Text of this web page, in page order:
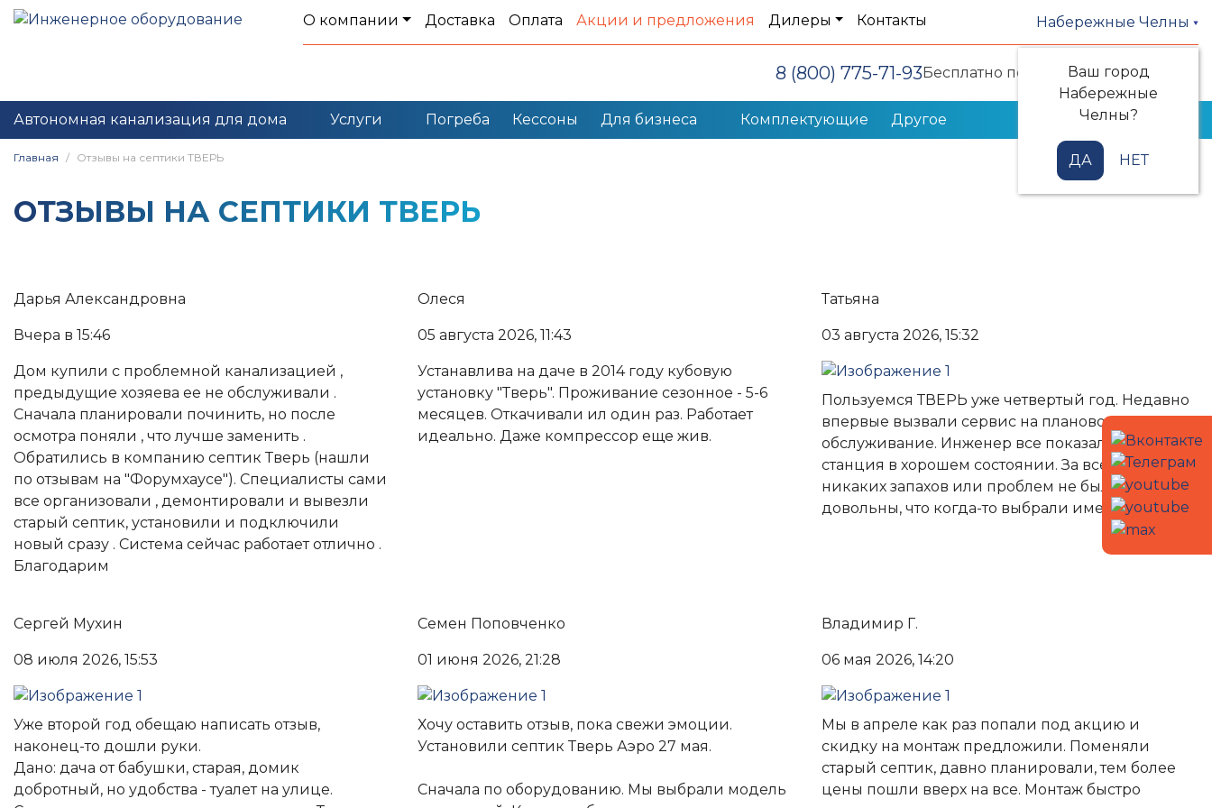
О компании Доставка Оплата Акции и предложения Дилеры Контакты Набережные Челны
Ваш город
Набережные
Челны?
ДА НЕТ
8 (800) 775-71-93Бесплатно по РФ Заказать звонок
Автономная канализация для дома Услуги Погреба Кессоны Для бизнеса Комплектующие Другое
Главная Отзывы на септики ТВЕРЬ
ОТЗЫВЫ НА СЕПТИКИ ТВЕРЬ
Дарья Александровна
Вчера в 15:46
Дом купили с проблемной канализацией ,
предыдущие хозяева ее не обслуживали .
Сначала планировали починить, но после
осмотра поняли , что лучше заменить .
Обратились в компанию септик Тверь (нашли
по отзывам на "Форумхаусе"). Специалисты сами
все организовали , демонтировали и вывезли
старый септик, установили и подключили
новый сразу . Система сейчас работает отлично .
Благодарим
Олеся
05 августа 2026, 11:43
Устанавлива на даче в 2014 году кубовую
установку "Тверь". Проживание сезонное - 5-6
месяцев. Откачивали ил один раз. Работает
идеально. Даже компрессор еще жив.
Татьяна
03 августа 2026, 15:32
Пользуемся ТВЕРЬ уже четвертый год. Недавно
впервые вызвали сервис на плановое
обслуживание. Инженер все показал, объяснил,
станция в хорошем состоянии. За все время
никаких запахов или проблем не было. Очень
довольны, что когда-то выбрали именно ТВЕРЬ.
Сергей Мухин
08 июля 2026, 15:53
Уже второй год обещаю написать отзыв,
наконец-то дошли руки.
Дано: дача от бабушки, старая, домик
добротный, но удобства - туалет на улице.
Семен Поповченко
01 июня 2026, 21:28
Хочу оставить отзыв, пока свежи эмоции.
Установили септик Тверь Аэро 27 мая.
Сначала по оборудованию. Мы выбрали модель
Владимир Г.
06 мая 2026, 14:20
Мы в апреле как раз попали под акцию и
скидку на монтаж предложили. Поменяли
старый септик, давно планировали, тем более
цены пошли вверх на все. Монтаж быстро